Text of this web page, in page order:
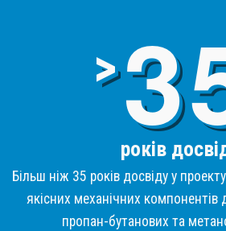
>
років
Більш ніж 35 років досвіду у
якісних механічних компонентів
пропан-бутанових та